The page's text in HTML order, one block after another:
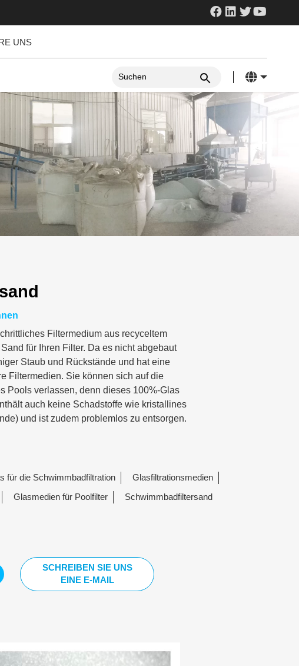
UNS
Filtermedium aus recyceltem
für Ihren Filter. Da es nicht abgebaut
Staub und Rückstände und hat eine
Filtermedien. Sie können sich auf die
Pools verlassen, denn dieses 100%-Glas
auch keine Schadstoffe wie kristallines
und ist zudem problemlos zu entsorgen.
für die Schwimmbadfiltration Glasfiltrationsmedien
Glasmedien für Poolfilter Schwimmbadfiltersand
SCHREIBEN SIE UNS
EINE E-MAIL